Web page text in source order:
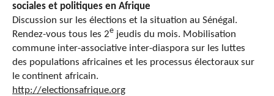
sociales et politiques en Afrique
Discussion sur les élections et la situation au Sénégal.
Rendez-vous tous les 2e jeudis du mois. Mobilisation
commune inter-associative inter-diaspora sur les luttes
des populations africaines et les processus électoraux sur
le continent africain.
http://electionsafrique.org